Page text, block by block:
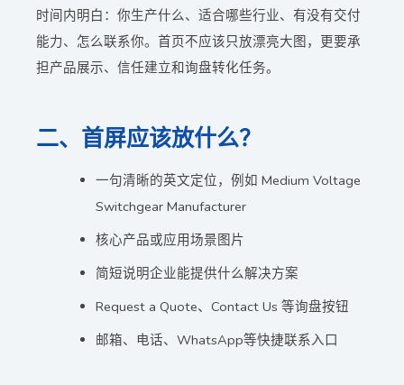
时间内明白：你生产什么、适合哪些行业、有没有交付
能力、怎么联系你。首页不应该只放漂亮大图，更要承
担产品展示、信任建立和询盘转化任务。
二、首屏应该放什么？
一句清晰的英文定位，例如 Medium Voltage
Switchgear Manufacturer
核心产品或应用场景图片
简短说明企业能提供什么解决方案
Request a Quote、Contact Us 等询盘按钮
邮箱、电话、WhatsApp等快捷联系入口